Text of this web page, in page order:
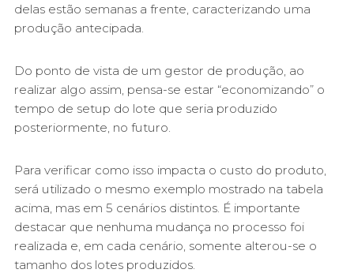
delas estão semanas a frente, caracterizando uma
produção antecipada.
Do ponto de vista de um gestor de produção, ao
realizar algo assim, pensa-se estar “economizando” o
tempo de setup do lote que seria produzido
posteriormente, no futuro.
Para verificar como isso impacta o custo do produto,
será utilizado o mesmo exemplo mostrado na tabela
acima, mas em 5 cenários distintos. É importante
destacar que nenhuma mudança no processo foi
realizada e, em cada cenário, somente alterou-se o
tamanho dos lotes produzidos.